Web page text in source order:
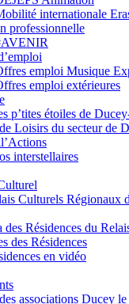
internationale
professionnelle
emploi Musique
emploi extérieures
p’tites étoiles de
Loisirs du secteur de
interstellaires
Culturels Régionaux
des Résidences du
des Résidences
en vidéo
associations Ducey